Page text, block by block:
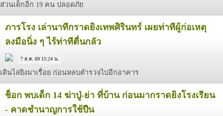
ส่วนเด็กอีก 19 คน ปลอดภัย
ภารโรง เล่านาทีกราดยิงเทพศิรินทร์ เผยท่าทีผู้ก่อเหตุ
ลงมือนิ่ง ๆ ไร้ท่าทีตื่นกลัว
7 ส.ค. 69 15:24 น.
เดินไล่ยิงมาเรื่อย ก่อนหลบตำรวจไปอีกอาคาร
ช็อก พบเด็ก 14 ฆ่าปู่-ย่า ที่บ้าน ก่อนมากราดยิงโรงเรียน
- คาดชำนาญการใช้ปืน